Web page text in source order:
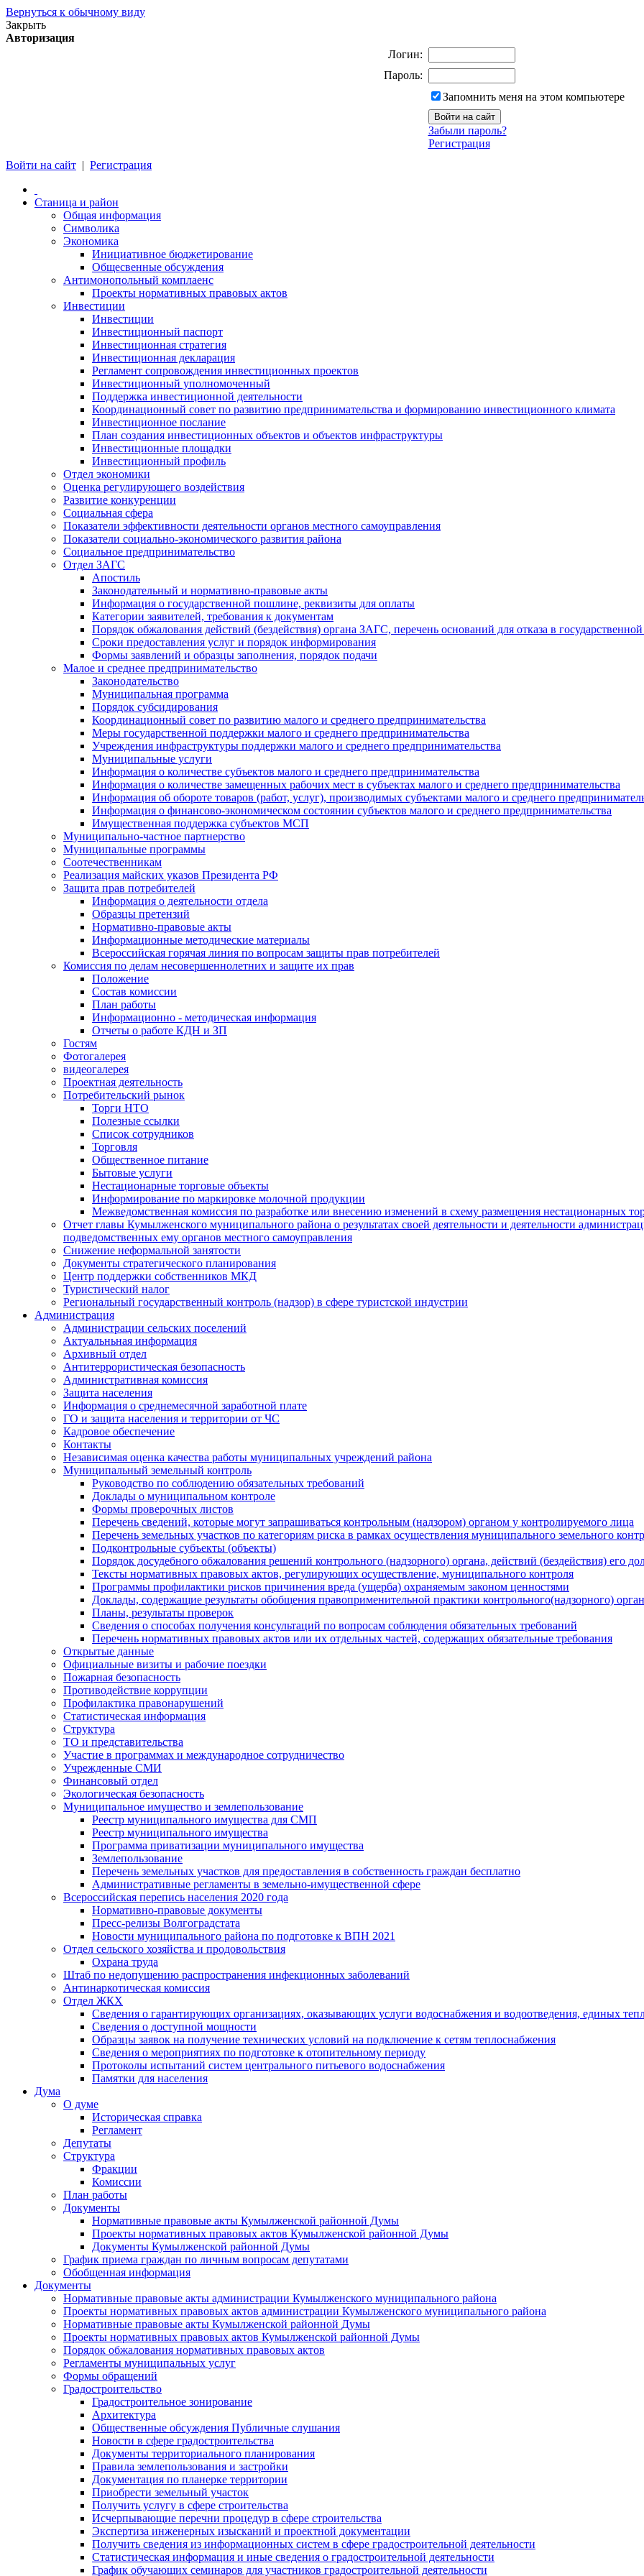
Вернуться к обычному виду
Закрыть
Авторизация
Логин:
Пароль:
Запомнить меня на этом компьютере
Забыли пароль?
Регистрация
Войти на сайт | Регистрация
Станица и район
Общая информация
Символика
Экономика
Инициативное бюджетирование
Общесвенные обсуждения
Антимонопольный комплаенс
Проекты нормативных правовых актов
Инвестиции
Инвестиции
Инвестиционный паспорт
Инвестиционная стратегия
Инвестиционная декларация
Регламент сопровождения инвестиционных проектов
Инвестиционный уполномоченный
Поддержка инвестиционной деятельности
Координационный совет по развитию предпринимательства и формированию инвестиционного климата
Инвестиционное послание
План создания инвестиционных объектов и объектов инфраструктуры
Инвестиционные площадки
Инвестиционный профиль
Отдел экономики
Оценка регулирующего воздействия
Развитие конкуренции
Социальная сфера
Показатели эффективности деятельности органов местного самоуправления
Показатели социально-экономического развития района
Социальное предпринимательство
Отдел ЗАГС
Апостиль
Законодательный и нормативно-правовые акты
Информация о государственной пошлине, реквизиты для оплаты
Категории заявителей, требования к документам
Порядок обжалования действий (бездействия) органа ЗАГС, перечень оснований для отказа в
Сроки предоставления услуг и порядок информирования
Формы заявлений и образцы заполнения, порядок подачи
Малое и среднее предпринимательство
Законодательство
Муниципальная программа
Порядок субсидирования
Координационный совет по развитию малого и среднего предпринимательства
Меры государственной поддержки малого и среднего предпринимательства
Учреждения инфраструктуры поддержки малого и среднего предпринимательства
Муниципальные услуги
Информация о количестве субъектов малого и среднего предпринимательства
Информация о количестве замещенных рабочих мест в субъектах малого и среднего предпринимательства
Информация об обороте товаров (работ, услуг), производимых субъектами малого и среднего
Информация о финансово-экономическом состоянии субъектов малого и среднего предпринимательства
Имущественная поддержка субъектов МСП
Муниципально-частное партнерство
Муниципальные программы
Соотечественникам
Реализация майских указов Президента РФ
Защита прав потребителей
Информация о деятельности отдела
Образцы претензий
Нормативно-правовые акты
Информационные методические материалы
Всероссийская горячая линия по вопросам защиты прав потребителей
Комиссия по делам несовершеннолетних и защите их прав
Положение
Состав комиссии
План работы
Информационно - методическая информация
Отчеты о работе КДН и ЗП
Гостям
Фотогалерея
видеогалерея
Проектная деятельность
Потребительский рынок
Торги НТО
Полезные ссылки
Список сотрудников
Торговля
Общественное питание
Бытовые услуги
Нестационарные торговые объекты
Информирование по маркировке молочной продукции
Межведомственная комиссия по разработке или внесению изменений в схему размещения нестационарных
Отчет главы Кумылженского муниципального района о результатах своей деятельности и деятельности
подведомственных ему органов местного самоуправления
Снижение неформальной занятости
Документы стратегического планирования
Центр поддержки собственников МКД
Туристический налог
Региональный государственный контроль (надзор) в сфере туристской индустрии
Администрация
Администрации сельских поселений
Актуальньная информация
Архивный отдел
Антитеррористическая безопасность
Административная комиссия
Защита населения
Информация о среднемесячной заработной плате
ГО и защита населения и территории от ЧС
Кадровое обеспечение
Контакты
Независимая оценка качества работы муниципальных учреждений района
Муниципальный земельный контроль
Руководство по соблюдению обязательных требований
Доклады о муниципальном контроле
Формы проверочных листов
Перечень сведений, которые могут запрашиваться контрольным (надзором) органом у контролируемого лица
Перечень земельных участков по категориям риска в рамках осуществления муниципального земельного
Подконтрольные субъекты (объекты)
Порядок досудебного обжалования решений контрольного (надзорного) органа, действий (бездействия) его
Тексты нормативных правовых актов, регулирующих осуществление, муниципального контроля
Программы профилактики рисков причинения вреда (ущерба) охраняемым законом ценностями
Доклады, содержащие результаты обобщения правоприменительной практики контрольного(надзорного)
Планы, результаты проверок
Сведения о способах получения консультаций по вопросам соблюдения обязательных требований
Перечень нормативных правовых актов или их отдельных частей, содержащих обязательные требования
Открытые данные
Официальные визиты и рабочие поездки
Пожарная безопасность
Противодействие коррупции
Профилактика правонарушений
Статистическая информация
Структура
ТО и представительства
Участие в программах и международное сотрудничество
Учрежденные СМИ
Финансовый отдел
Экологическая безопасность
Муниципальное имущество и землепользование
Реестр муниципального имущества для СМП
Реестр муниципального имущества
Программа приватизации муниципального имущества
Землепользование
Перечень земельных участков для предоставления в собственность граждан бесплатно
Административные регламенты в земельно-имущественной сфере
Всероссийская перепись населения 2020 года
Нормативно-правовые документы
Пресс-релизы Волгоградстата
Новости муниципального района по подготовке к ВПН 2021
Отдел сельского хозяйства и продовольствия
Охрана труда
Штаб по недопущению распространения инфекционных заболеваний
Антинаркотическая комиссия
Отдел ЖКХ
Сведения о гарантирующих организациях, оказывающих услуги водоснабжения и водоотведения, единых
Сведения о доступной мощности
Образцы заявок на получение технических условий на подключение к сетям теплоснабжения
Сведения о мероприятиях по подготовке к отопительному периоду
Протоколы испытаний систем центрального питьевого водоснабжения
Памятки для населения
Дума
О думе
Историческая справка
Регламент
Депутаты
Структура
Фракции
Комиссии
План работы
Документы
Нормативные правовые акты Кумылженской районной Думы
Проекты нормативных правовых актов Кумылженской районной Думы
Документы Кумылженской районной Думы
График приема граждан по личным вопросам депутатами
Обобщенная информация
Документы
Нормативные правовые акты администрации Кумылженского муниципального района
Проекты нормативных правовых актов администрации Кумылженского муниципального района
Нормативные правовые акты Кумылженской районной Думы
Проекты нормативных правовых актов Кумылженской районной Думы
Порядок обжалования нормативных правовых актов
Регламенты муниципальных услуг
Формы обращений
Градостроительство
Градостроительное зонирование
Архитектура
Общественные обсуждения Публичные слушания
Новости в сфере градостроительства
Документы территориального планирования
Правила землепользования и застройки
Документация по планерке территории
Приобрести земельный участок
Получить услугу в сфере строительства
Исчерпывающие перечни процедур в сфере строительства
Экспертиза инженерных изысканий и проектной документации
Получить сведения из информационных систем в сфере градостроительной деятельности
Статистическая информация и иные сведения о градостроительной деятельности
График обучающих семинаров для участников градостроительной деятельности